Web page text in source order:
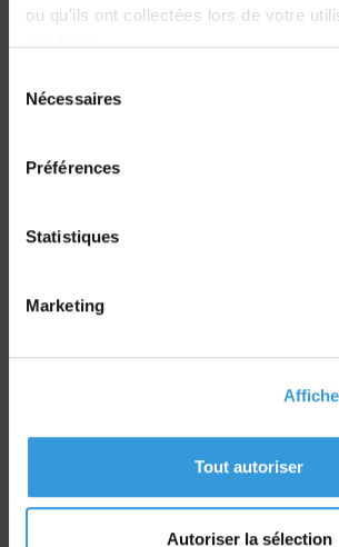
ou qu'ils ont collectées lors de votre
Nécessaires
Préférences
Statistiques
Marketing
Tout autoriser
Autoriser la sélection
F 27950 SAINT MARCEL